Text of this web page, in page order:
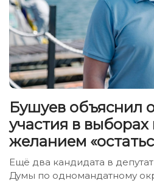
Бушуев объяснил
участия в выборах
желанием
Ещё два кандидата в
Думы по одномандатному